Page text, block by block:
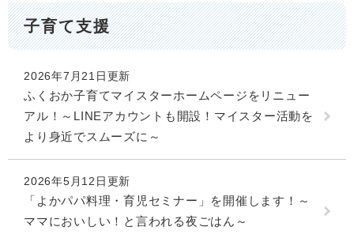
子育て支援
2026年7月21日更新
ふくおか子育てマイスターホームページをリニュー
アル！～LINEアカウントも開設！マイスター活動を
より身近でスムーズに～
2026年5月12日更新
「よかパパ料理・育児セミナー」を開催します！～
ママにおいしい！と言われる夜ごはん～